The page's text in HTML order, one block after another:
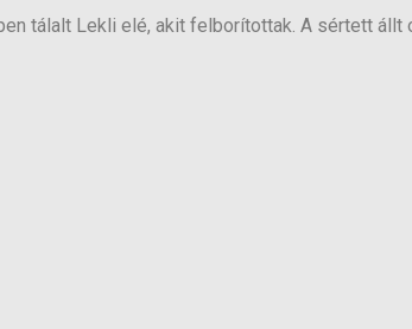
tálalt Lekli elé, akit felborítottak. A sértett állt